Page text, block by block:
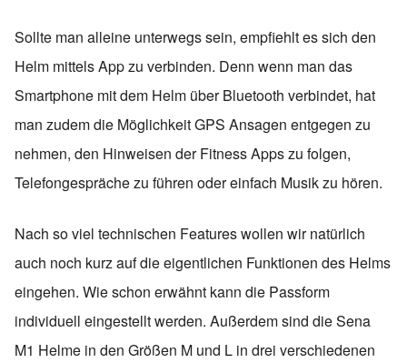
Sollte man alleine unterwegs sein, empfiehlt es sich den
Helm mittels App zu verbinden. Denn wenn man das
Smartphone mit dem Helm über Bluetooth verbindet, hat
man zudem die Möglichkeit GPS Ansagen entgegen zu
nehmen, den Hinweisen der Fitness Apps zu folgen,
Telefongespräche zu führen oder einfach Musik zu hören.
Nach so viel technischen Features wollen wir natürlich
auch noch kurz auf die eigentlichen Funktionen des Helms
eingehen. Wie schon erwähnt kann die Passform
individuell eingestellt werden. Außerdem sind die Sena
M1 Helme in den Größen M und L in drei verschiedenen